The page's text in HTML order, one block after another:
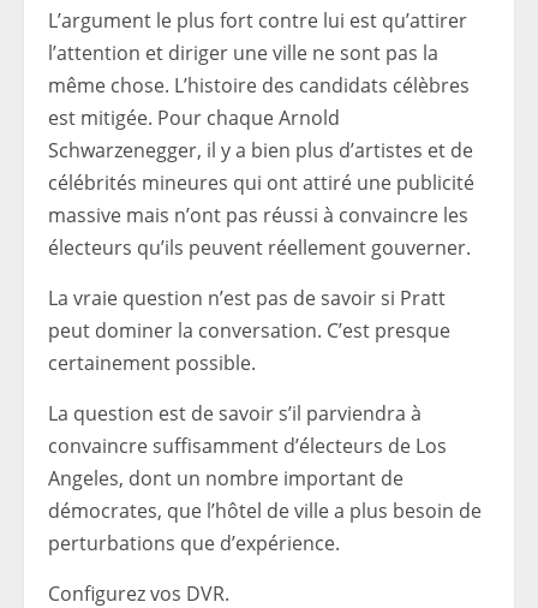
L’argument le plus fort contre lui est qu’attirer
l’attention et diriger une ville ne sont pas la
même chose. L’histoire des candidats célèbres
est mitigée. Pour chaque Arnold
Schwarzenegger, il y a bien plus d’artistes et de
célébrités mineures qui ont attiré une publicité
massive mais n’ont pas réussi à convaincre les
électeurs qu’ils peuvent réellement gouverner.
La vraie question n’est pas de savoir si Pratt
peut dominer la conversation. C’est presque
certainement possible.
La question est de savoir s’il parviendra à
convaincre suffisamment d’électeurs de Los
Angeles, dont un nombre important de
démocrates, que l’hôtel de ville a plus besoin de
perturbations que d’expérience.
Configurez vos DVR.